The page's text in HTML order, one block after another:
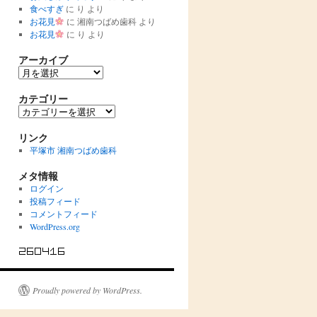
食べすぎに り より
お花見
に湘南つばめ歯科 より
お花見
に り より
アーカイブ
ア
カ
イ
カテゴリー
カ
ゴ
リ
リンク
平塚市 湘南つばめ歯科
メタ情報
ログイン
投稿フィード
コメントフィード
WordPress.org
Proudly powered by WordPress.